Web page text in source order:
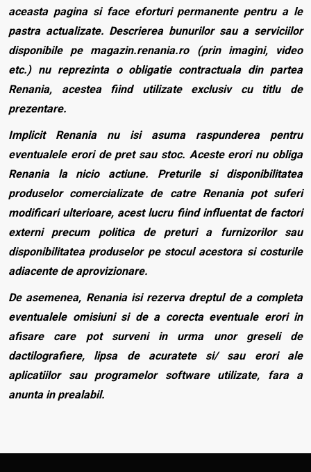
aceasta pagina si face eforturi permanente pentru a le
pastra actualizate. Descrierea bunurilor sau a serviciilor
disponibile pe magazin.renania.ro (prin imagini, video
etc.) nu reprezinta o obligatie contractuala din partea
Renania, acestea fiind utilizate exclusiv cu titlu de
prezentare.
Implicit Renania nu isi asuma raspunderea pentru
eventualele erori de pret sau stoc. Aceste erori nu obliga
Renania la nicio actiune. Preturile si disponibilitatea
produselor comercializate de catre Renania pot suferi
modificari ulterioare, acest lucru fiind influentat de factori
externi precum politica de preturi a furnizorilor sau
disponibilitatea produselor pe stocul acestora si costurile
adiacente de aprovizionare.
De asemenea, Renania isi rezerva dreptul de a completa
eventualele omisiuni si de a corecta eventuale erori in
afisare care pot surveni in urma unor greseli de
dactilografiere, lipsa de acuratete si/ sau erori ale
aplicatiilor sau programelor software utilizate, fara a
anunta in prealabil.